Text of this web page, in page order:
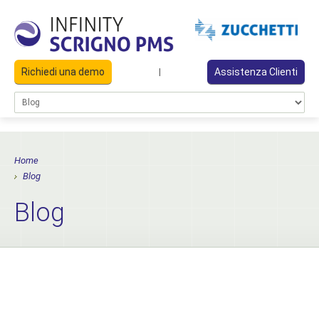
Richiedi una demo | Assistenza Clienti
Home
Blog
Blog